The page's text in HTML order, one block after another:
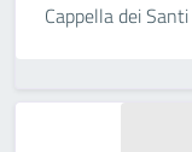
Cappella dei